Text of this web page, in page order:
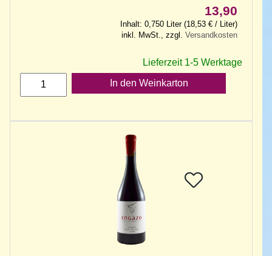
13,90
Inhalt: 0,750 Liter (18,53 € / Liter)
inkl. MwSt., zzgl.Versandkosten
Lieferzeit 1-5 Werktage
In den Weinkarton